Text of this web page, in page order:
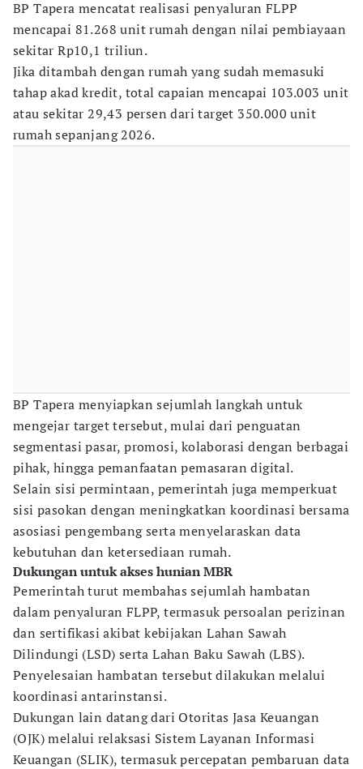
BP Tapera mencatat realisasi penyaluran FLPP
mencapai 81.268 unit rumah dengan nilai pembiayaan
sekitar Rp10,1 triliun.
Jika ditambah dengan rumah yang sudah memasuki
tahap akad kredit, total capaian mencapai 103.003 unit
atau sekitar 29,43 persen dari target 350.000 unit
rumah sepanjang 2026.
BP Tapera menyiapkan sejumlah langkah untuk
mengejar target tersebut, mulai dari penguatan
segmentasi pasar, promosi, kolaborasi dengan berbagai
pihak, hingga pemanfaatan pemasaran digital.
Selain sisi permintaan, pemerintah juga memperkuat
sisi pasokan dengan meningkatkan koordinasi bersama
asosiasi pengembang serta menyelaraskan data
kebutuhan dan ketersediaan rumah.
Dukungan untuk akses hunian MBR
Pemerintah turut membahas sejumlah hambatan
dalam penyaluran FLPP, termasuk persoalan perizinan
dan sertifikasi akibat kebijakan Lahan Sawah
Dilindungi (LSD) serta Lahan Baku Sawah (LBS).
Penyelesaian hambatan tersebut dilakukan melalui
koordinasi antarinstansi.
Dukungan lain datang dari Otoritas Jasa Keuangan
(OJK) melalui relaksasi Sistem Layanan Informasi
Keuangan (SLIK), termasuk percepatan pembaruan data